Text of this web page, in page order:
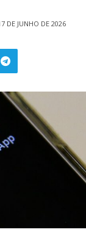
DE JUNHO DE 2026